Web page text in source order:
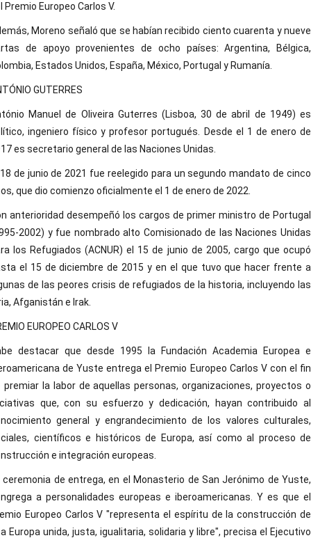
Premio Europeo Carlos V.
Moreno señaló que se habían recibido ciento cuarenta y nueve
de apoyo provenientes de ocho países: Argentina, Bélgica,
Estados Unidos, España, México, Portugal y Rumanía.
GUTERRES
Manuel de Oliveira Guterres (Lisboa, 30 de abril de 1949) es
ingeniero físico y profesor portugués. Desde el 1 de enero de
es secretario general de las Naciones Unidas.
de junio de 2021 fue reelegido para un segundo mandato de cinco
que dio comienzo oficialmente el 1 de enero de 2022.
anterioridad desempeñó los cargos de primer ministro de Portugal
2002) y fue nombrado alto Comisionado de las Naciones Unidas
los Refugiados (ACNUR) el 15 de junio de 2005, cargo que ocupó
el 15 de diciembre de 2015 y en el que tuvo que hacer frente a
de las peores crisis de refugiados de la historia, incluyendo las
Afganistán e Irak.
EUROPEO CARLOS V
destacar que desde 1995 la Fundación Academia Europea e
de Yuste entrega el Premio Europeo Carlos V con el fin
premiar la labor de aquellas personas, organizaciones, proyectos o
que, con su esfuerzo y dedicación, hayan contribuido al
general y engrandecimiento de los valores culturales,
científicos e históricos de Europa, así como al proceso de
e integración europeas.
ceremonia de entrega, en el Monasterio de San Jerónimo de Yuste,
a personalidades europeas e iberoamericanas. Y es que el
Europeo Carlos V "representa el espíritu de la construcción de
Europa unida, justa, igualitaria, solidaria y libre", precisa el Ejecutivo